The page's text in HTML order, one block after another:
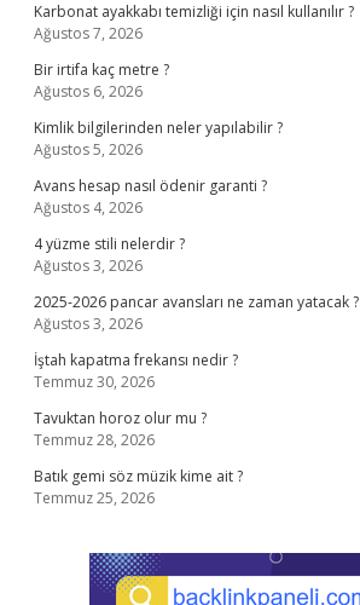
Karbonat ayakkabı temizliği için nasıl kullanılır ?
Ağustos 7, 2026
Bir irtifa kaç metre ?
Ağustos 6, 2026
Kimlik bilgilerinden neler yapılabilir ?
Ağustos 5, 2026
Avans hesap nasıl ödenir garanti ?
Ağustos 4, 2026
4 yüzme stili nelerdir ?
Ağustos 3, 2026
2025-2026 pancar avansları ne zaman yatacak ?
Ağustos 3, 2026
İştah kapatma frekansı nedir ?
Temmuz 30, 2026
Tavuktan horoz olur mu ?
Temmuz 28, 2026
Batık gemi söz müzik kime ait ?
Temmuz 25, 2026